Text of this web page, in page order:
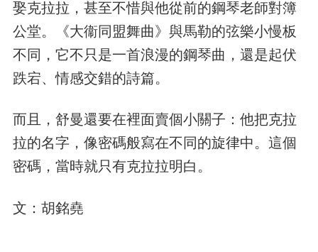
娶克拉拉，甚至不惜與他從前的鋼琴老師對簿
公堂。《大衞同盟舞曲》與馬勒的弦樂小慢板
不同，它不只是一首浪漫的鋼琴曲，還是起伏
跌宕、情感交錯的詩篇。
而且，舒曼還要在裡面賣個小關子：他把克拉
拉的名字，像密碼般寫在不同的旋律中。這個
密碼，當時就只有克拉拉明白。
文：胡銘堯